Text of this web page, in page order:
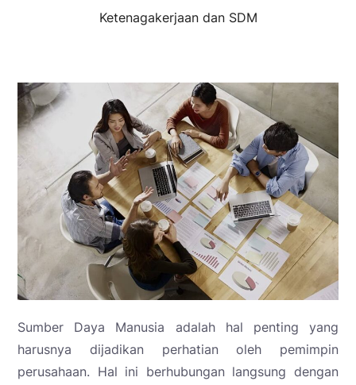
Ketenagakerjaan dan SDM
Sumber Daya Manusia adalah hal penting yang
harusnya dijadikan perhatian oleh pemimpin
perusahaan. Hal ini berhubungan langsung dengan